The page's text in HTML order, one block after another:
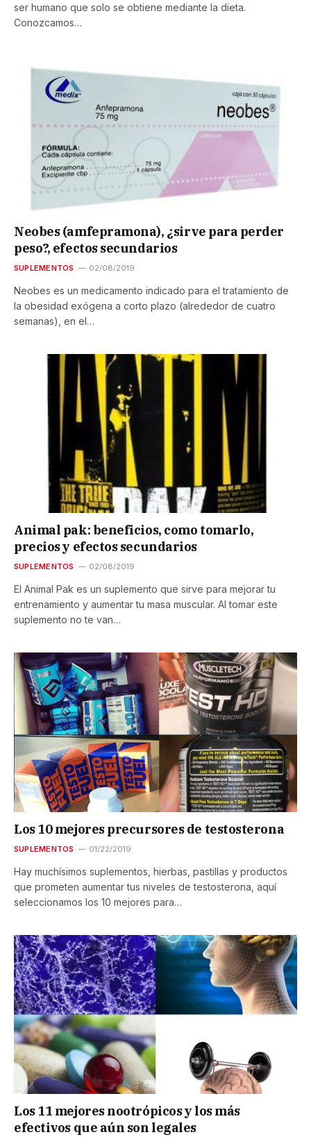
ser humano que solo se obtiene mediante la dieta.
Conozcamos…
Neobes (amfepramona), ¿sirve para perder
peso?, efectos secundarios
SUPLEMENTOS 02/08/2019
Neobes es un medicamento indicado para el tratamiento de
la obesidad exógena a corto plazo (alrededor de cuatro
semanas), en el…
Animal pak: beneficios, como tomarlo,
precios y efectos secundarios
SUPLEMENTOS 02/08/2019
El Animal Pak es un suplemento que sirve para mejorar tu
entrenamiento y aumentar tu masa muscular. Al tomar este
suplemento no te van…
Los 10 mejores precursores de testosterona
SUPLEMENTOS 01/22/2019
Hay muchísimos suplementos, hierbas, pastillas y productos
que prometen aumentar tus niveles de testosterona, aquí
seleccionamos los 10 mejores para…
Los 11 mejores nootrópicos y los más
efectivos que aún son legales